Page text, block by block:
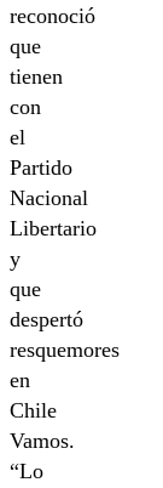
reconoció
que
tienen
con
el
Partido
Nacional
Libertario
y
que
despertó
resquemores
en
Chile
Vamos.
“Lo